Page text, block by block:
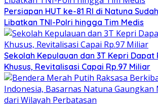
Persiapan HUT ke-81 RI di Natuna
Libatkan TNI-Polri hingga Tim Medis
Sekolah Kepulauan dan 3T Kepri Dapat
Khusus, Revitalisasi Capai Rp.97 Miliar